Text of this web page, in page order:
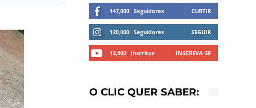
147,000 Seguidores CURTIR
120,000 Seguidores SEGUIR
13,000 Inscritos INSCREVA-SE
O CLIC QUER SABER: